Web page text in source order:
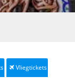
Vliegtickets